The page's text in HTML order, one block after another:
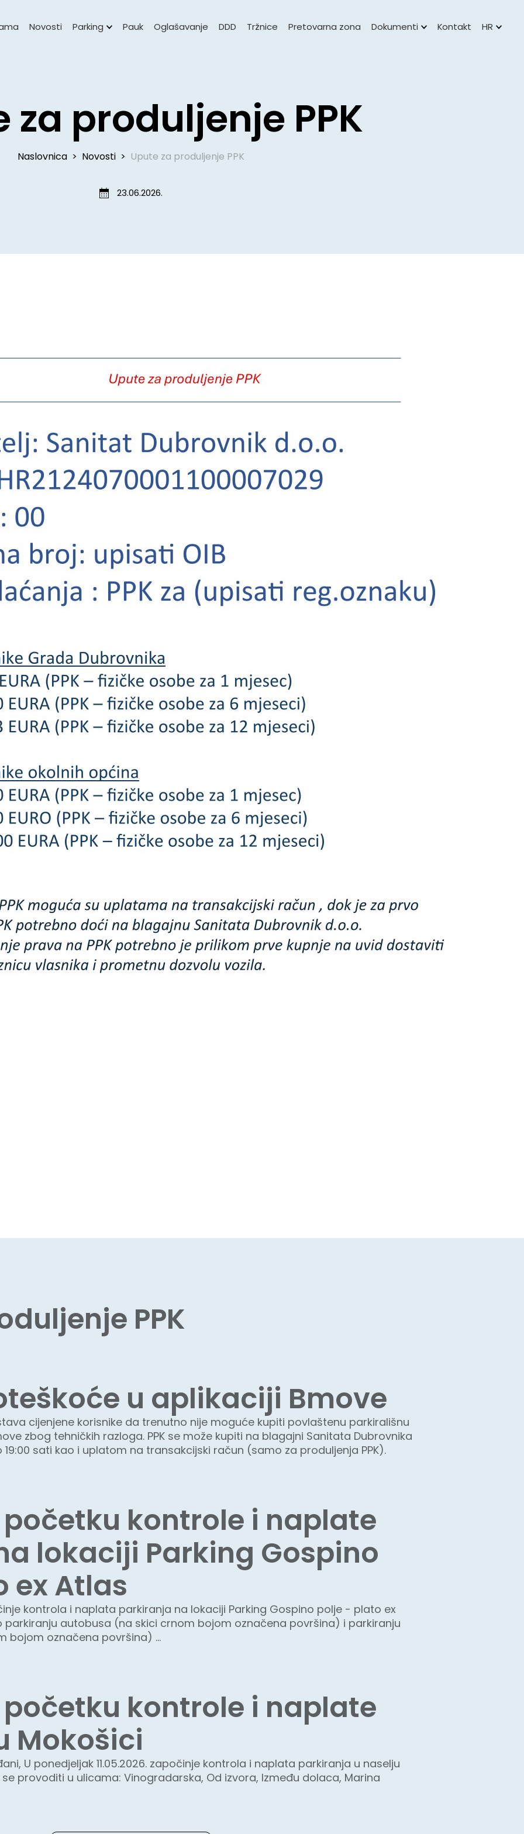
Novosti Parking Pauk Oglašavanje DDD Tržnice Pretovarna zona Dokumenti Kontakt HR
za produljenje PPK
Naslovnica > Novosti > Upute za produljenje PPK
23.06.2026.
PPK
u aplikaciji Bmove
cijenjene korisnike da trenutno nije moguće kupiti povlaštenu parkirališnu
zbog tehničkih razloga. PPK se može kupiti na blagajni Sanitata Dubrovnika
sati kao i uplatom na transakcijski račun (samo za produljenja PPK).
kontrole i naplate
lokaciji Parking Gospino
ex Atlas
kontrola i naplata parkiranja na lokaciji Parking Gospino polje - plato ex
parkiranju autobusa (na skici crnom bojom označena površina) i parkiranju
bojom označena površina) ...
kontrole i naplate
Mokošici
U ponedjeljak 11.05.2026. započinje kontrola i naplata parkiranja u naselju
provoditi u ulicama: Vinogradarska, Od izvora, Između dolaca, Marina